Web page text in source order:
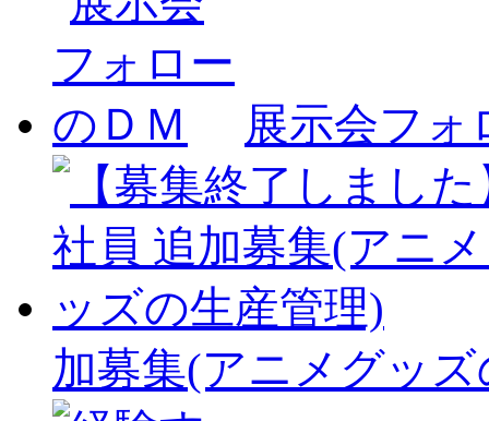
展示会フォ
加募集(アニメグッ